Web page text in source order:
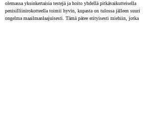
olemassa yksinkertaisia ​​testejä ja hoito yhdellä pitkävaikutteisella
penisilliinirokotteella toimii hyvin, kupasta on tulossa jälleen suuri
ongelma maailmanlaajuisesti. Tämä pätee erityisesti miehiin, jotka